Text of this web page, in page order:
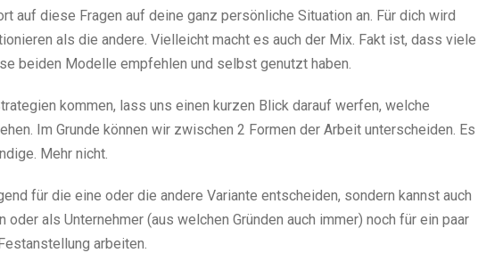
auf diese Fragen auf deine ganz persönliche Situation an. Für dich wird
als die andere. Vielleicht macht es auch der Mix. Fakt ist, dass viele
beiden Modelle empfehlen und selbst genutzt haben.
kommen, lass uns einen kurzen Blick darauf werfen, welche
Im Grunde können wir zwischen 2 Formen der Arbeit unterscheiden. Es
Mehr nicht.
für die eine oder die andere Variante entscheiden, sondern kannst auch
als Unternehmer (aus welchen Gründen auch immer) noch für ein paar
arbeiten.